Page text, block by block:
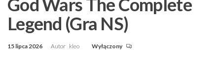
God Wars The Complete
Legend (Gra NS)
15 lipca 2026 Autor kleo Wyłączony